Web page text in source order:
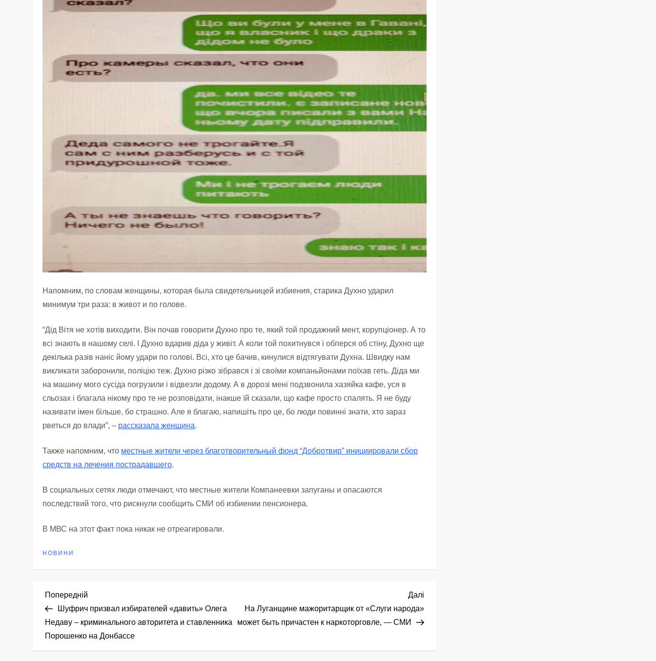
Напомним, по словам женщины, которая была свидетельницей избиения, старика Духно ударил
минимум три раза: в живот и по голове.
“Дід Вітя не хотів виходити. Він почав говорити Духно про те, який той продажний мент, корупціонер. А то
всі знають в нашому селі. І Духно вдарив діда у живіт. А коли той похитнувся і обперся об стіну, Духно ще
декілька разів наніс йому удари по голові. Всі, хто це бачив, кинулися відтягувати Духна. Швидку нам
викликати заборонили, поліцію теж. Духно різко зібрався і зі своїми компаньйонами поїхав геть. Діда ми
на машину мого сусіда погрузили і відвезли додому. А в дорозі мені подзвонила хазяйка кафе, уся в
сльозах і благала нікому про те не розповідати, інакше їй сказали, що кафе просто спалять. Я не буду
називати імен більше, бо страшно. Але я благаю, напишіть про це, бо люди повинні знати, хто зараз
рветься до влади”, – рассказала женщина.
Также напомним, что местные жители через благотворительный фонд “Добротвир” инициировали сбор
средств на лечения пострадавшего.
В социальных сетях люди отмечают, что местные жители Компанеевки запуганы и опасаются
последствий того, что рискнули сообщить СМИ об избиении пенсионера.
В МВС на этот факт пока никак не отреагировали.
НОВИНИ
Н
а
в
Попередній
запис
Попередній
Шуфрич призвал избирателей «давить» Олега
Недаву – криминального авторитета и ставленника
Порошенко на Донбассе
Наступний
запис
Далі
На Луганщине мажоритарщик от «Слуги народа»
может быть причастен к наркоторговле, — СМИ